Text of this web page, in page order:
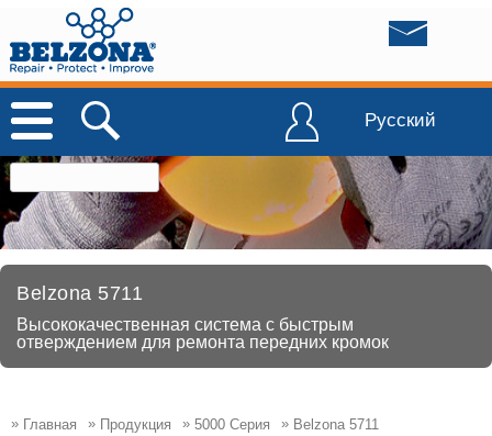
Русский
Belzona 5711
Высококачественная система с быстрым
отверждением для ремонта передних кромок
» Главная » Продукция » 5000 Серия » Belzona 5711